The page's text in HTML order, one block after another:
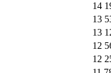
14
13
13
12
12